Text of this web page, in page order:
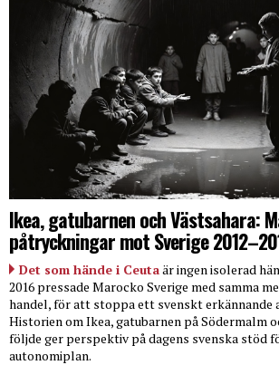
Ikea, gatubarnen och Västsahara:
påtryckningar mot Sverige
Det som hände i Ceutaär ingen isolerad
2016 pressade Marocko Sverige med samma
handel, för att stoppa ett svenskt erkännande
Historien om Ikea, gatubarnen på Södermalm
följde ger perspektiv på dagens svenska stöd
autonomiplan.